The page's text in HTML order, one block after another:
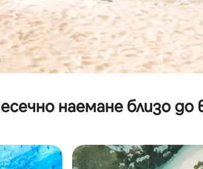
наемане близо до